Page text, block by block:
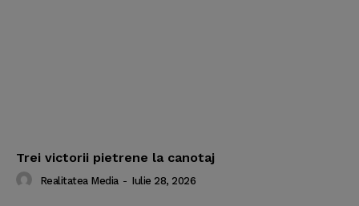
Trei victorii pietrene la canotaj
Realitatea Media - Iulie 28, 2026